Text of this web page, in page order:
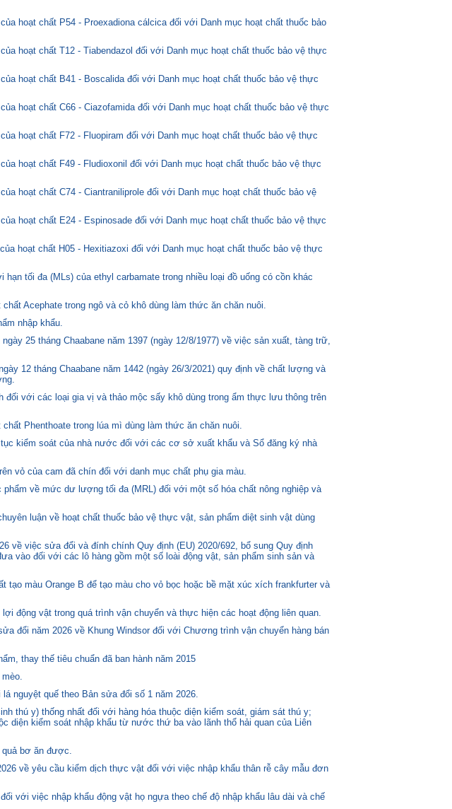
hoạt chất P54 - Proexadiona cálcica đối với Danh mục hoạt chất thuốc bảo
hoạt chất T12 - Tiabendazol đối với Danh mục hoạt chất thuốc bảo vệ thực
hoạt chất B41 - Boscalida đối với Danh mục hoạt chất thuốc bảo vệ thực
hoạt chất C66 - Ciazofamida đối với Danh mục hoạt chất thuốc bảo vệ thực
hoạt chất F72 - Fluopiram đối với Danh mục hoạt chất thuốc bảo vệ thực
hoạt chất F49 - Fludioxonil đối với Danh mục hoạt chất thuốc bảo vệ thực
hoạt chất C74 - Ciantraniliprole đối với Danh mục hoạt chất thuốc bảo vệ
hoạt chất E24 - Espinosade đối với Danh mục hoạt chất thuốc bảo vệ thực
hoạt chất H05 - Hexitiazoxi đối với Danh mục hoạt chất thuốc bảo vệ thực
tối đa (MLs) của ethyl carbamate trong nhiều loại đồ uống có cồn khác
Acephate trong ngô và cỏ khô dùng làm thức ăn chăn nuôi.
nhập khẩu.
25 tháng Chaabane năm 1397 (ngày 12/8/1977) về việc sản xuất, tàng trữ,
12 tháng Chaabane năm 1442 (ngày 26/3/2021) quy định về chất lượng và
với các loại gia vị và thảo mộc sấy khô dùng trong ẩm thực lưu thông trên
Phenthoate trong lúa mì dùng làm thức ăn chăn nuôi.
kiểm soát của nhà nước đối với các cơ sở xuất khẩu và Sổ đăng ký nhà
vỏ của cam đã chín đối với danh mục chất phụ gia màu.
về mức dư lượng tối đa (MRL) đối với một số hóa chất nông nghiệp và
luận về hoạt chất thuốc bảo vệ thực vật, sản phẩm diệt sinh vật dùng
về việc sửa đổi và đính chính Quy định (EU) 2020/692, bổ sung Quy định
vào đối với các lô hàng gồm một số loài động vật, sản phẩm sinh sản và
tạo màu Orange B để tạo màu cho vỏ bọc hoặc bề mặt xúc xích frankfurter và
động vật trong quá trình vận chuyển và thực hiện các hoạt động liên quan.
đổi năm 2026 về Khung Windsor đối với Chương trình vận chuyển hàng bán
thay thế tiêu chuẩn đã ban hành năm 2015
nguyệt quế theo Bản sửa đổi số 1 năm 2026.
thú y) thống nhất đối với hàng hóa thuộc diện kiểm soát, giám sát thú y;
diện kiểm soát nhập khẩu từ nước thứ ba vào lãnh thổ hải quan của Liên
quả bơ ăn được.
về yêu cầu kiểm dịch thực vật đối với việc nhập khẩu thân rễ cây mẫu đơn
với việc nhập khẩu động vật họ ngựa theo chế độ nhập khẩu lâu dài và chế